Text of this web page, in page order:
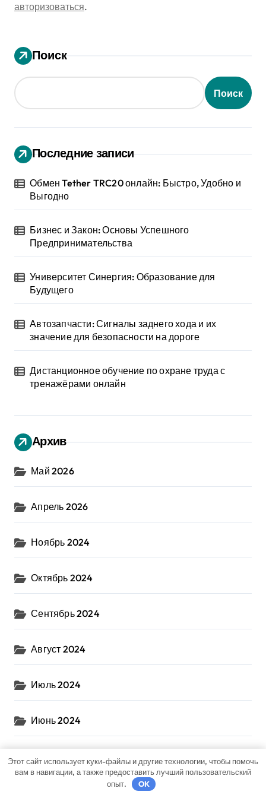
авторизоваться.
Поиск
Поиск
Последние записи
Обмен Tether TRC20 онлайн: Быстро, Удобно и
Выгодно
Бизнес и Закон: Основы Успешного
Предпринимательства
Университет Синергия: Образование для
Будущего
Автозапчасти: Сигналы заднего хода и их
значение для безопасности на дороге
Дистанционное обучение по охране труда с
тренажёрами онлайн
Архив
Май 2026
Апрель 2026
Ноябрь 2024
Октябрь 2024
Сентябрь 2024
Август 2024
Июль 2024
Июнь 2024
Май 2024
Этот сайт использует куки-файлы и другие технологии, чтобы помочь
вам в навигации, а также предоставить лучший пользовательский
опыт.
OK